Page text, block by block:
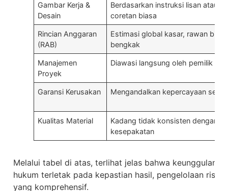
Gambar Kerja &
Desain
Berdasarkan instruksi lisan atau
coretan biasa
Rincian Anggaran
(RAB)
Estimasi global kasar, rawan biaya
bengkak
Manajemen
Proyek
Diawasi langsung oleh pemilik
Garansi Kerusakan Mengandalkan kepercayaan
Kualitas Material
Kadang tidak konsisten dengan
kesepakatan
Melalui tabel di atas, terlihat jelas bahwa keunggulan
hukum terletak pada kepastian hasil, pengelolaan
yang komprehensif.